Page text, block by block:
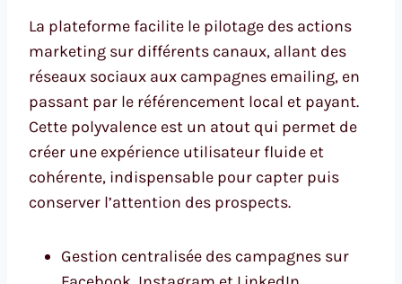
La plateforme facilite le pilotage des actions
marketing sur différents canaux, allant des
réseaux sociaux aux campagnes emailing, en
passant par le référencement local et payant.
Cette polyvalence est un atout qui permet de
créer une expérience utilisateur fluide et
cohérente, indispensable pour capter puis
conserver l’attention des prospects.
Gestion centralisée des campagnes sur